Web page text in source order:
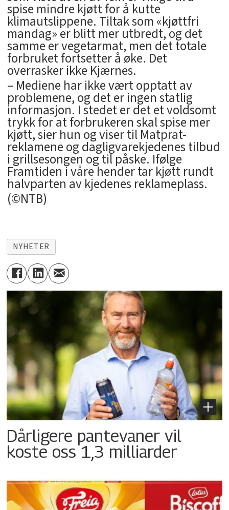
spise mindre kjøtt for å kutte
klimautslippene. Tiltak som «kjøttfri
mandag» er blitt mer utbredt, og det
samme er vegetarmat, men det totale
forbruket fortsetter å øke. Det
overrasker ikke Kjærnes.
– Mediene har ikke vært opptatt av
problemene, og det er ingen statlig
informasjon. I stedet er det et voldsomt
trykk for at forbrukeren skal spise mer
kjøtt, sier hun og viser til Matprat-
reklamene og dagligvarekjedenes tilbud
i grillsesongen og til påske. Ifølge
Framtiden i våre hender tar kjøtt rundt
halvparten av kjedenes reklameplass.
(©NTB)
NYHETER
Dårligere pantevaner vil
koste oss 1,3 milliarder